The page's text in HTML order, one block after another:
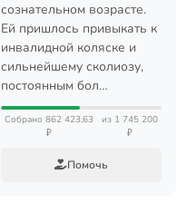
сознательном возрасте.
Ей пришлось привыкать к
инвалидной коляске и
сильнейшему сколиозу,
постоянным бол…
Собрано 862 423,63
₽
из 1 745 200
₽
Помочь